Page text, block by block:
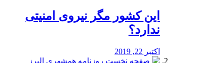
این کشور مگر نیروی امنیتی
ندارد؟
اکتبر 22, 2019